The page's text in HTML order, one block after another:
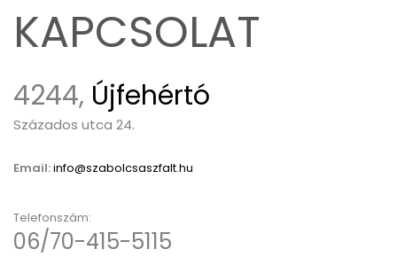
KAPCSOLAT
4244, Újfehértó
Százados utca 24.
Email:info@szabolcsaszfalt.hu
Telefonszám:
06/70-415-5115